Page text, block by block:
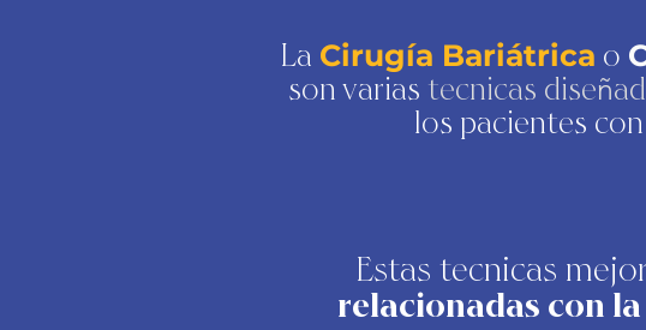
La Cirugía Bariátrica o
son varias tecnicas diseñ
los pacientes
Estas tecnicas
relacionadas con